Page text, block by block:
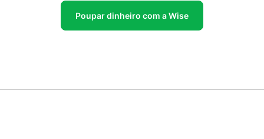
Poupar dinheiro com a Wise